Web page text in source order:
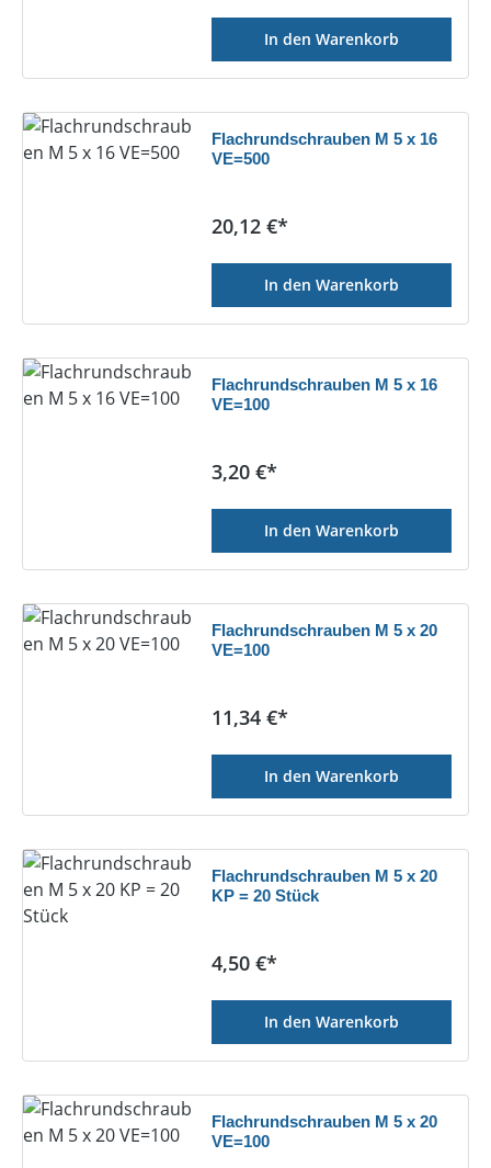
In den Warenkorb
Flachrundschrauben M 5 x 16
VE=500
Regulärer Preis:
20,12 €*
In den Warenkorb
Flachrundschrauben M 5 x 16
VE=100
Regulärer Preis:
3,20 €*
In den Warenkorb
Flachrundschrauben M 5 x 20
VE=100
Regulärer Preis:
11,34 €*
In den Warenkorb
Flachrundschrauben M 5 x 20
KP = 20 Stück
Regulärer Preis:
4,50 €*
In den Warenkorb
Flachrundschrauben M 5 x 20
VE=100